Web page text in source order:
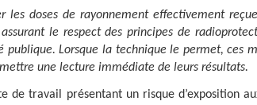
les doses de rayonnement effectivement
le respect des principes de
publique. Lorsque la technique le permet, ces
une lecture immédiate de leurs résultats.
de travail présentant un risque d’exposition